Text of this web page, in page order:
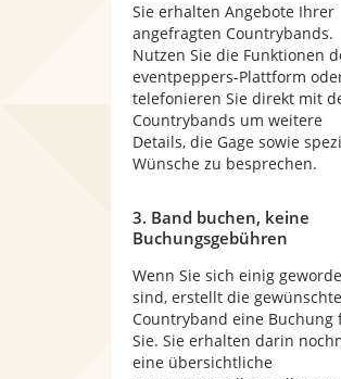
Sie erhalten Angebote Ihrer
angefragten Countrybands.
Nutzen Sie die Funktionen
eventpeppers-Plattform
telefonieren Sie direkt mit
Countrybands um weitere
Details, die Gage sowie
Wünsche zu besprechen.
3. Band buchen, keine
Buchungsgebühren
Wenn Sie sich einig
sind, erstellt die gewünschte
Countryband eine Buchung
Sie. Sie erhalten darin
eine übersichtliche